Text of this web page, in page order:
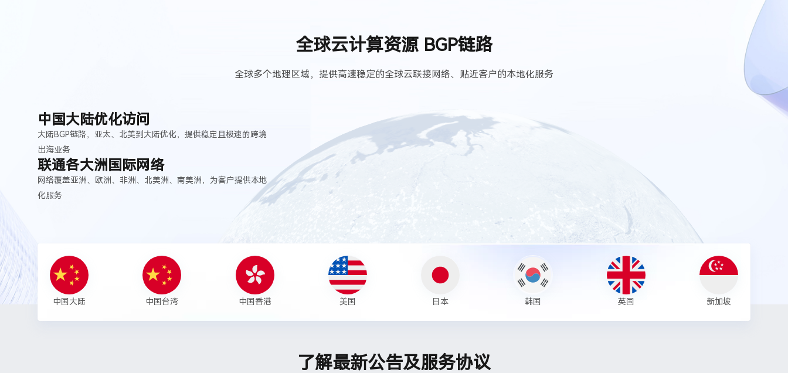
全球云计算资源 BGP链路
全球多个地理区域，提供高速稳定的全球云联接网络、贴近客户的本地化服务
中国大陆优化访问
大陆BGP链路，亚太、北美到大陆优化，提供稳定且极速的跨境
出海业务
联通各大洲国际网络
网络覆盖亚洲、欧洲、非洲、北美洲、南美洲，为客户提供本地
化服务
中国大陆 中国台湾 中国香港 美国 日本 韩国 英国 新加坡
了解最新公告及服务协议